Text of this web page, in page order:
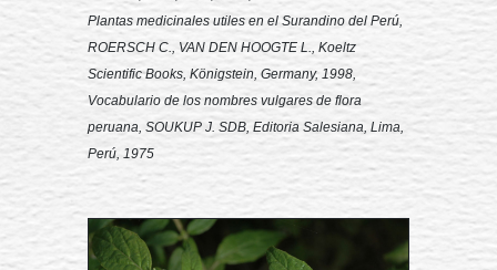
Plantas medicinales utiles en el Surandino del Perú,
ROERSCH C., VAN DEN HOOGTE L., Koeltz
Scientific Books, Königstein, Germany, 1998,
Vocabulario de los nombres vulgares de flora
peruana, SOUKUP J. SDB, Editoria Salesiana, Lima,
Perú, 1975